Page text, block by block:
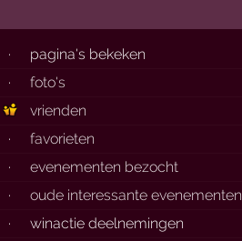
·
pagina's bekeken
·
foto's
vrienden
·
favorieten
·
evenementen bezocht
·
oude interessante evenementen
·
winactie deelnemingen